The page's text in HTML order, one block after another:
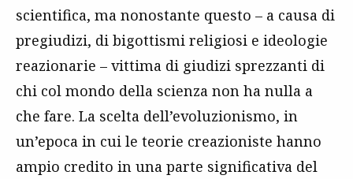
scientifica, ma nonostante questo – a causa di
pregiudizi, di bigottismi religiosi e ideologie
reazionarie – vittima di giudizi sprezzanti di
chi col mondo della scienza non ha nulla a
che fare. La scelta dell’evoluzionismo, in
un’epoca in cui le teorie creazioniste hanno
ampio credito in una parte significativa del